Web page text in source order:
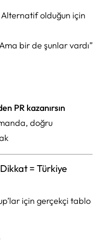
olduğun için
bir de şunlar vardı”
PR kazanırsın
doğru
= Türkiye
için gerçekçi tablo